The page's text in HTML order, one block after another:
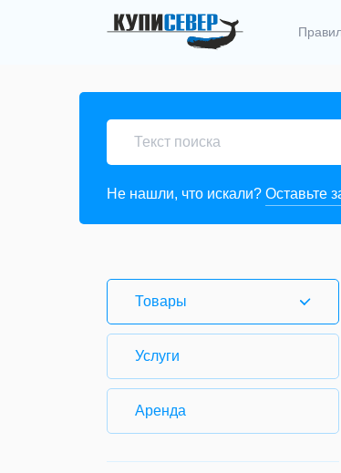
Не нашли, что искали? Оставьте
Товары
Услуги
Аренда